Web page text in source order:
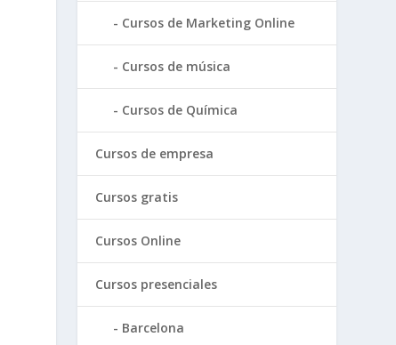
Cursos de Marketing Online
Cursos de música
Cursos de Química
Cursos de empresa
Cursos gratis
Cursos Online
Cursos presenciales
Barcelona